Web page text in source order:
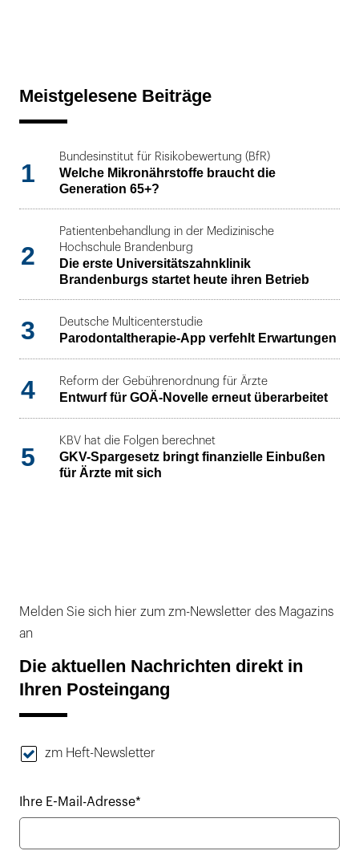
Meistgelesene Beiträge
1
Bundesinstitut für Risikobewertung (BfR)
Welche Mikronährstoffe braucht die
Generation 65+?
2
Patientenbehandlung in der Medizinische
Hochschule Brandenburg
Die erste Universitätszahnklinik
Brandenburgs startet heute ihren Betrieb
3 Deutsche Multicenterstudie
Parodontaltherapie-App verfehlt Erwartungen
4 Reform der Gebührenordnung für Ärzte
Entwurf für GOÄ-Novelle erneut überarbeitet
5
KBV hat die Folgen berechnet
GKV-Spargesetz bringt finanzielle Einbußen
für Ärzte mit sich
Melden Sie sich hier zum zm-Newsletter des Magazins
an
Die aktuellen Nachrichten direkt in
Ihren Posteingang
zm Heft-Newsletter
Ihre E-Mail-Adresse*